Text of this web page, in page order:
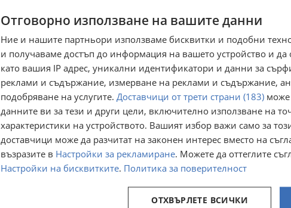
електроника Lovato
ExR за газов
инжекционза
гр. София, Надежда 1
03 юни
115€
224,92
Продавам заден
спойлер за
багажник и спойлер
тип сенник за
задното стъкло за S
class W221 2005-
гр. Пловдив, Гагарин
01 август
100€
Компютър за
инжекцион
гр. София, Гео
05 август
97,15
Отговорно използване на вашите данни
Ние и нашите партньори използваме бисквитки и подобни
и получаваме достъп до информация на вашето устройство и
като вашия IP адрес, уникални идентификатори и данни за
реклами и съдържание, измерване на реклами и съдържание,
подобряване на услугите. Доставчици от трети страни (183) може
данните ви за тези и други цели, включително използване на
характеристики на устройството. Вашият избор важи само за
доставчици може да разчитат на законен интерес вместо на
възразите в Настройки за рекламиране. Можете да оттеглите
Настройки на бисквитките. Политика за поверителност
ОТХВЪРЛЕТЕ ВСИЧКИ